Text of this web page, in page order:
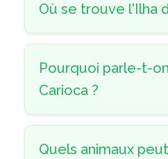
Où se trouve l'Ilha
Pourquoi parle-t-
Carioca ?
Quels animaux